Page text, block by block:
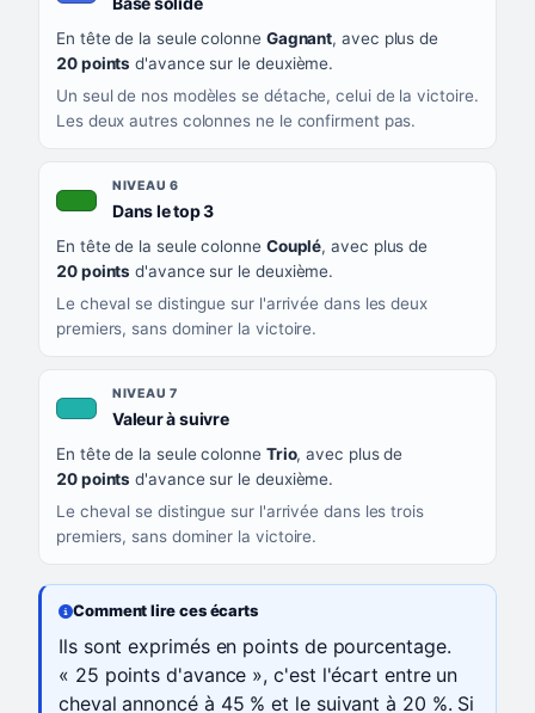
En tête de la seule colonne Gagnant, avec plus de
20 points d'avance sur le deuxième.
Un seul de nos modèles se détache, celui de la victoire.
Les deux autres colonnes ne le confirment pas.
NIVEAU 6
Dans le top 3, couleur verte
En tête de la seule colonne Couplé, avec plus de
20 points d'avance sur le deuxième.
Le cheval se distingue sur l'arrivée dans les deux
premiers, sans dominer la victoire.
NIVEAU 7
Valeur à suivre, couleur turquoise
En tête de la seule colonne Trio, avec plus de
20 points d'avance sur le deuxième.
Le cheval se distingue sur l'arrivée dans les trois
premiers, sans dominer la victoire.
Comment lire ces écarts
Ils sont exprimés en points de pourcentage.
« 25 points d'avance », c'est l'écart entre un
cheval annoncé à 45 % et le suivant à 20 %. Si